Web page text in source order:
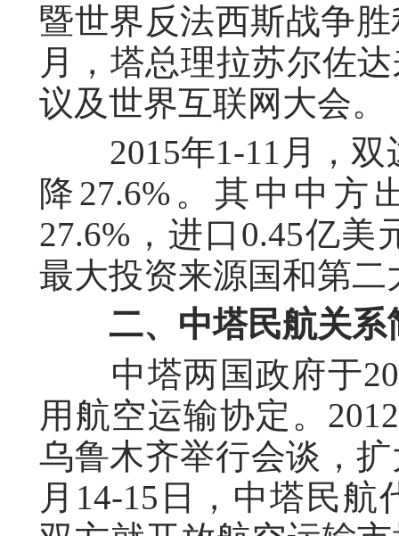
暨世界反法西斯战争
月，塔总理拉苏尔佐
议及世界互联网大会。
2015年1-11月，双
降27.6%。其中中方
27.6%，进口0.45亿
最大投资来源国和第二
二、中塔民航关系
中塔两国政府于
用航空运输协定。
乌鲁木齐举行会谈，
月14-15日，中塔民